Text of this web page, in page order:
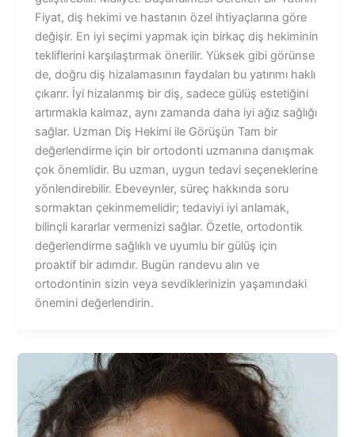
Fiyat, diş hekimi ve hastanın özel ihtiyaçlarına göre
değişir. En iyi seçimi yapmak için birkaç diş hekiminin
tekliflerini karşılaştırmak önerilir. Yüksek gibi görünse
de, doğru diş hizalamasının faydaları bu yatırımı haklı
çıkarır. İyi hizalanmış bir diş, sadece gülüş estetiğini
artırmakla kalmaz, aynı zamanda daha iyi ağız sağlığı
sağlar. Uzman Diş Hekimi ile Görüşün Tam bir
değerlendirme için bir ortodonti uzmanına danışmak
çok önemlidir. Bu uzman, uygun tedavi seçeneklerine
yönlendirebilir. Ebeveynler, süreç hakkında soru
sormaktan çekinmemelidir; tedaviyi iyi anlamak,
bilinçli kararlar vermenizi sağlar. Özetle, ortodontik
değerlendirme sağlıklı ve uyumlu bir gülüş için
proaktif bir adımdır. Bugün randevu alın ve
ortodontinin sizin veya sevdiklerinizin yaşamındaki
önemini değerlendirin.